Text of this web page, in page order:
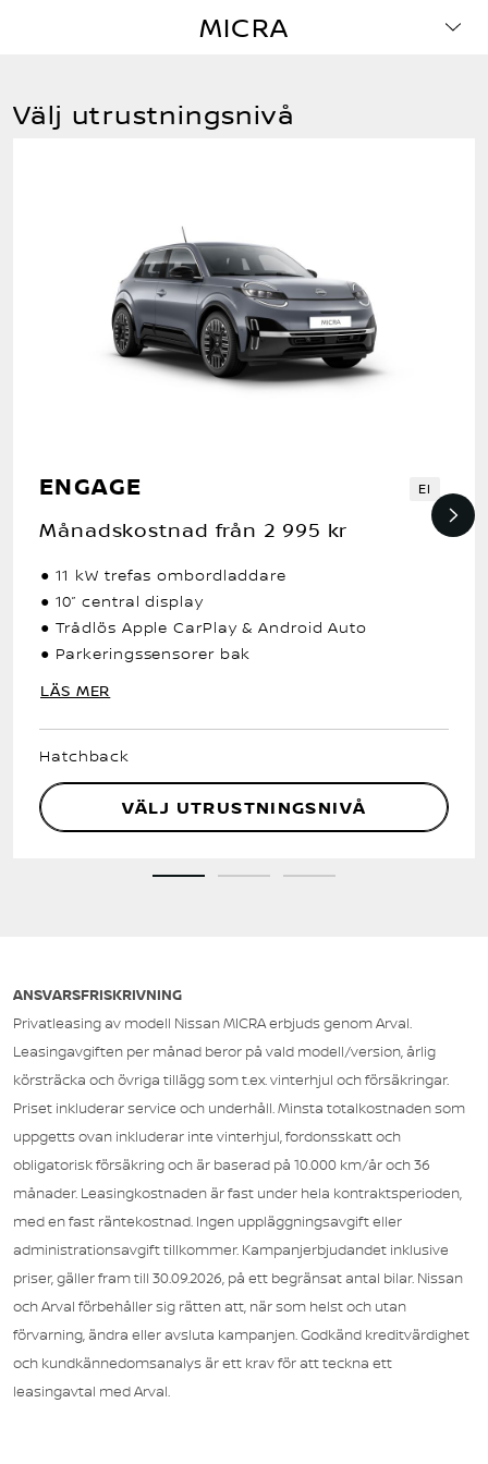
MICRA
Välj utrustningsnivå
El
ENGAGE
Månadskostnad från 2 995 kr
● 11 kW trefas ombordladdare
● 10” central display
● Trådlös Apple CarPlay & Android Auto
● Parkeringssensorer bak
LÄS MER
Hatchback
VÄLJ UTRUSTNINGSNIVÅ
ANSVARSFRISKRIVNING
Privatleasing av modell Nissan MICRA erbjuds genom Arval.
Leasingavgiften per månad beror på vald modell/version, årlig
körsträcka och övriga tillägg som t.ex. vinterhjul och försäkringar.
Priset inkluderar service och underhåll. Minsta totalkostnaden som
uppgetts ovan inkluderar inte vinterhjul, fordonsskatt och
obligatorisk försäkring och är baserad på 10.000 km/år och 36
månader. Leasingkostnaden är fast under hela kontraktsperioden,
med en fast räntekostnad. Ingen uppläggningsavgift eller
administrationsavgift tillkommer. Kampanjerbjudandet inklusive
priser, gäller fram till 30.09.2026, på ett begränsat antal bilar. Nissan
och Arval förbehåller sig rätten att, när som helst och utan
förvarning, ändra eller avsluta kampanjen. Godkänd kreditvärdighet
och kundkännedomsanalys är ett krav för att teckna ett
leasingavtal med Arval.